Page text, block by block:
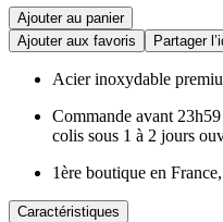
Ajouter au panier
Ajouter aux favoris
Partager
Acier inoxydable
Commande avant
colis sous 1 à 2 jours
1ère boutique en
Caractéristiques